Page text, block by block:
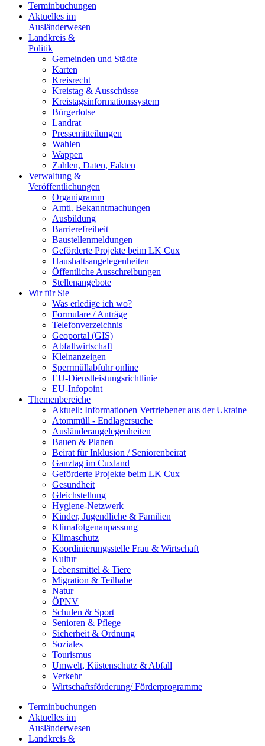
Terminbuchungen
Aktuelles im
Ausländerwesen
Landkreis &
Politik
Gemeinden und Städte
Karten
Kreisrecht
Kreistag & Ausschüsse
Kreistagsinformationssystem
Bürgerlotse
Landrat
Pressemitteilungen
Wahlen
Wappen
Zahlen, Daten, Fakten
Verwaltung &
Veröffentlichungen
Organigramm
Amtl. Bekanntmachungen
Ausbildung
Barrierefreiheit
Baustellenmeldungen
Geförderte Projekte beim LK Cux
Haushaltsangelegenheiten
Öffentliche Ausschreibungen
Stellenangebote
Wir für Sie
Was erledige ich wo?
Formulare / Anträge
Telefonverzeichnis
Geoportal (GIS)
Abfallwirtschaft
Kleinanzeigen
Sperrmüllabfuhr online
EU-Dienstleistungsrichtlinie
EU-Infopoint
Themenbereiche
Aktuell: Informationen Vertriebener aus der Ukraine
Atommüll - Endlagersuche
Ausländerangelegenheiten
Bauen & Planen
Beirat für Inklusion / Seniorenbeirat
Ganztag im Cuxland
Geförderte Projekte beim LK Cux
Gesundheit
Gleichstellung
Hygiene-Netzwerk
Kinder, Jugendliche & Familien
Klimafolgenanpassung
Klimaschutz
Koordinierungsstelle Frau & Wirtschaft
Kultur
Lebensmittel & Tiere
Migration & Teilhabe
Natur
ÖPNV
Schulen & Sport
Senioren & Pflege
Sicherheit & Ordnung
Soziales
Tourismus
Umwelt, Küstenschutz & Abfall
Verkehr
Wirtschaftsförderung/ Förderprogramme
Terminbuchungen
Aktuelles im
Ausländerwesen
Landkreis &